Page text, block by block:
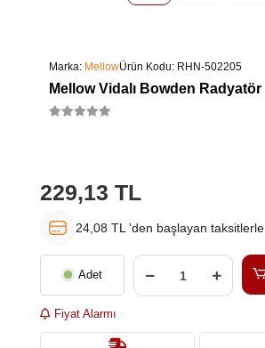
Marka: MellowÜrün Kodu: RHN-502205
Mellow Vidalı Bowden Radyatör
229,13 TL
24,08 TL 'den başlayan taksitlerle
Adet
Fiyat Alarmı